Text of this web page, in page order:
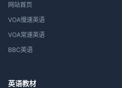
网站首页
VOA慢速英语
VOA常速英语
BBC英语
英语教材